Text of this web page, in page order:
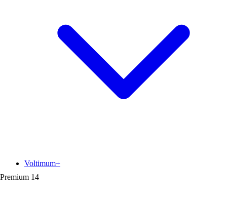
Premium 14
Voltimum+